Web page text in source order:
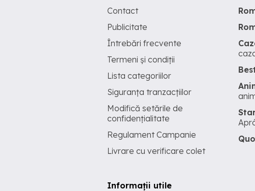
Contact
Publicitate
Întrebări frecvente
Termeni și condiții
Lista categoriilor
Siguranța tranzacțiilor
Modifică setările de
confidențialitate
Regulament Campanie
Livrare cu verificare colet
Informații utile